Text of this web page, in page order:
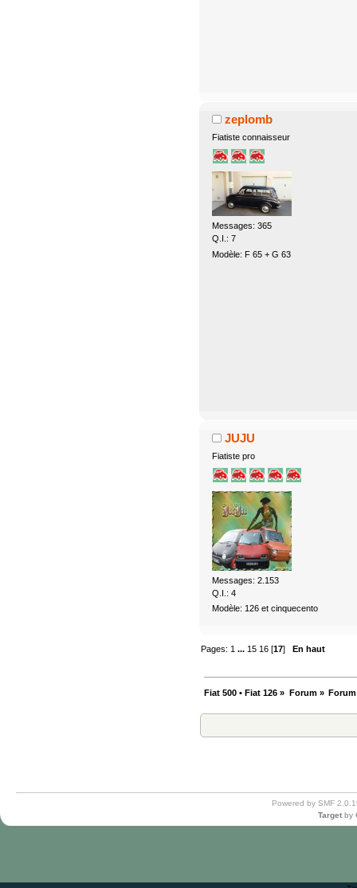
zeplomb
Fiatiste connaisseur
Messages: 365
Q.I.: 7
Modèle: F 65 + G 63
JUJU
Fiatiste pro
Messages: 2.153
Q.I.: 4
Modèle: 126 et cinquecento
Pages: 1 ... 15 16 [17] En haut
Fiat 500 • Fiat 126 » Forum»
Powered by SMF
Target by